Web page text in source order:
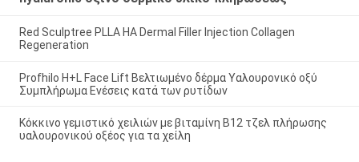
Red Sculptree PLLA HA Dermal Filler Injection Collagen
Regeneration
Profhilo H+L Face Lift Βελτιωμένο δέρμα Υαλουρονικό οξύ
Συμπλήρωμα Ενέσεις κατά των ρυτίδων
Κόκκινο γεμιστικό χειλιών με βιταμίνη Β12 τζελ πλήρωσης
υαλουρονικού οξέος για τα χείλη